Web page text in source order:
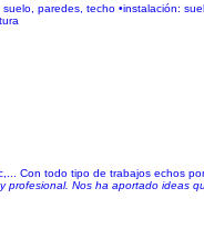
paredes, techo •instalación:
Con todo tipo de trabajos echos
Nos ha aportado ideas